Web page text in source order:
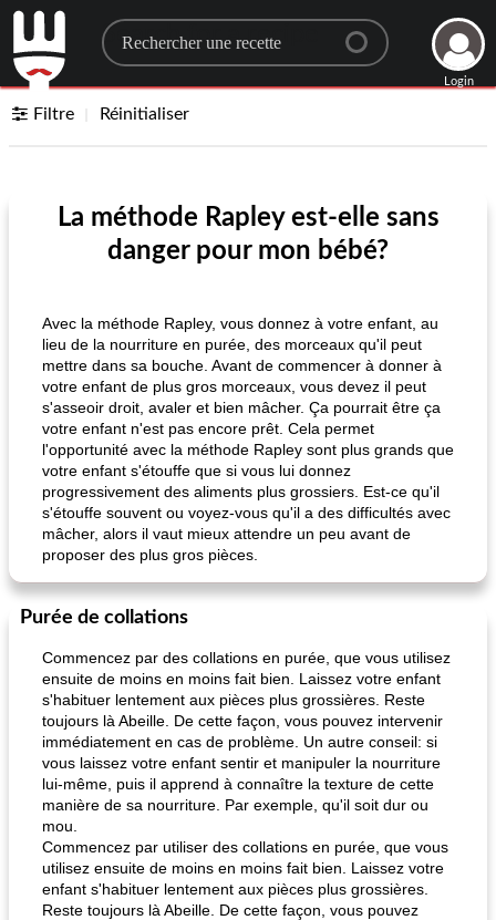
Search for a recipe
Login
Filtre Réinitialiser
La méthode Rapley est-elle sans
danger pour mon bébé?
Avec la méthode Rapley, vous donnez à votre enfant, au
lieu de la nourriture en purée, des morceaux qu'il peut
mettre dans sa bouche. Avant de commencer à donner à
votre enfant de plus gros morceaux, vous devez il peut
s'asseoir droit, avaler et bien mâcher. Ça pourrait être ça
votre enfant n'est pas encore prêt. Cela permet
l'opportunité avec la méthode Rapley sont plus grands que
votre enfant s'étouffe que si vous lui donnez
progressivement des aliments plus grossiers. Est-ce qu'il
s'étouffe souvent ou voyez-vous qu'il a des difficultés avec
mâcher, alors il vaut mieux attendre un peu avant de
proposer des plus gros pièces.
Purée de collations
Commencez par des collations en purée, que vous utilisez
ensuite de moins en moins fait bien. Laissez votre enfant
s'habituer lentement aux pièces plus grossières. Reste
toujours là Abeille. De cette façon, vous pouvez intervenir
immédiatement en cas de problème. Un autre conseil: si
vous laissez votre enfant sentir et manipuler la nourriture
lui-même, puis il apprend à connaître la texture de cette
manière de sa nourriture. Par exemple, qu'il soit dur ou
mou.
Commencez par utiliser des collations en purée, que vous
utilisez ensuite de moins en moins fait bien. Laissez votre
enfant s'habituer lentement aux pièces plus grossières.
Reste toujours là Abeille. De cette façon, vous pouvez